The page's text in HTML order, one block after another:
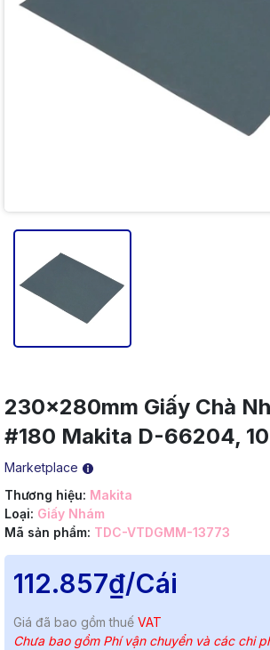
230x280mm Giấy Chà
#180 Makita D-66204,
Marketplace
Thương hiệu: Makita
Loại: Giấy Nhám
Mã sản phẩm: TDC-VTDGMM-13773
112.857₫/Cái
Giá đã bao gồm thuế VAT
Chưa bao gồm Phí vận chuyển và các chi